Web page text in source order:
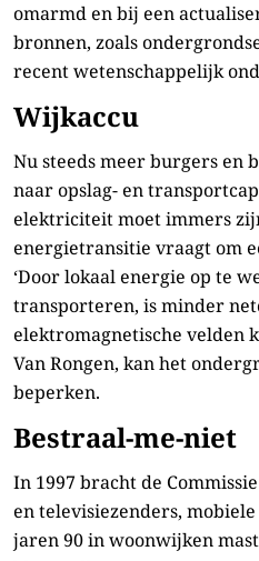
omarmd en bij een
bronnen, zoals
recent wetenschappelijk
Wijkaccu
Nu steeds meer burgers en
naar opslag- en
elektriciteit moet immers
energietransitie vraagt om
‘Door lokaal energie op te
transporteren, is minder
elektromagnetische velden
Van Rongen, kan het
beperken.
Bestraal-me-niet
In 1997 bracht de
en televisiezenders,
jaren 90 in woonwijken